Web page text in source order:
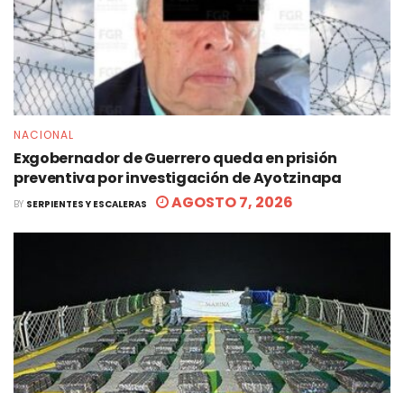
NACIONAL
Exgobernador de Guerrero queda en prisión
preventiva por investigación de Ayotzinapa
BY SERPIENTES Y ESCALERAS AGOSTO 7, 2026